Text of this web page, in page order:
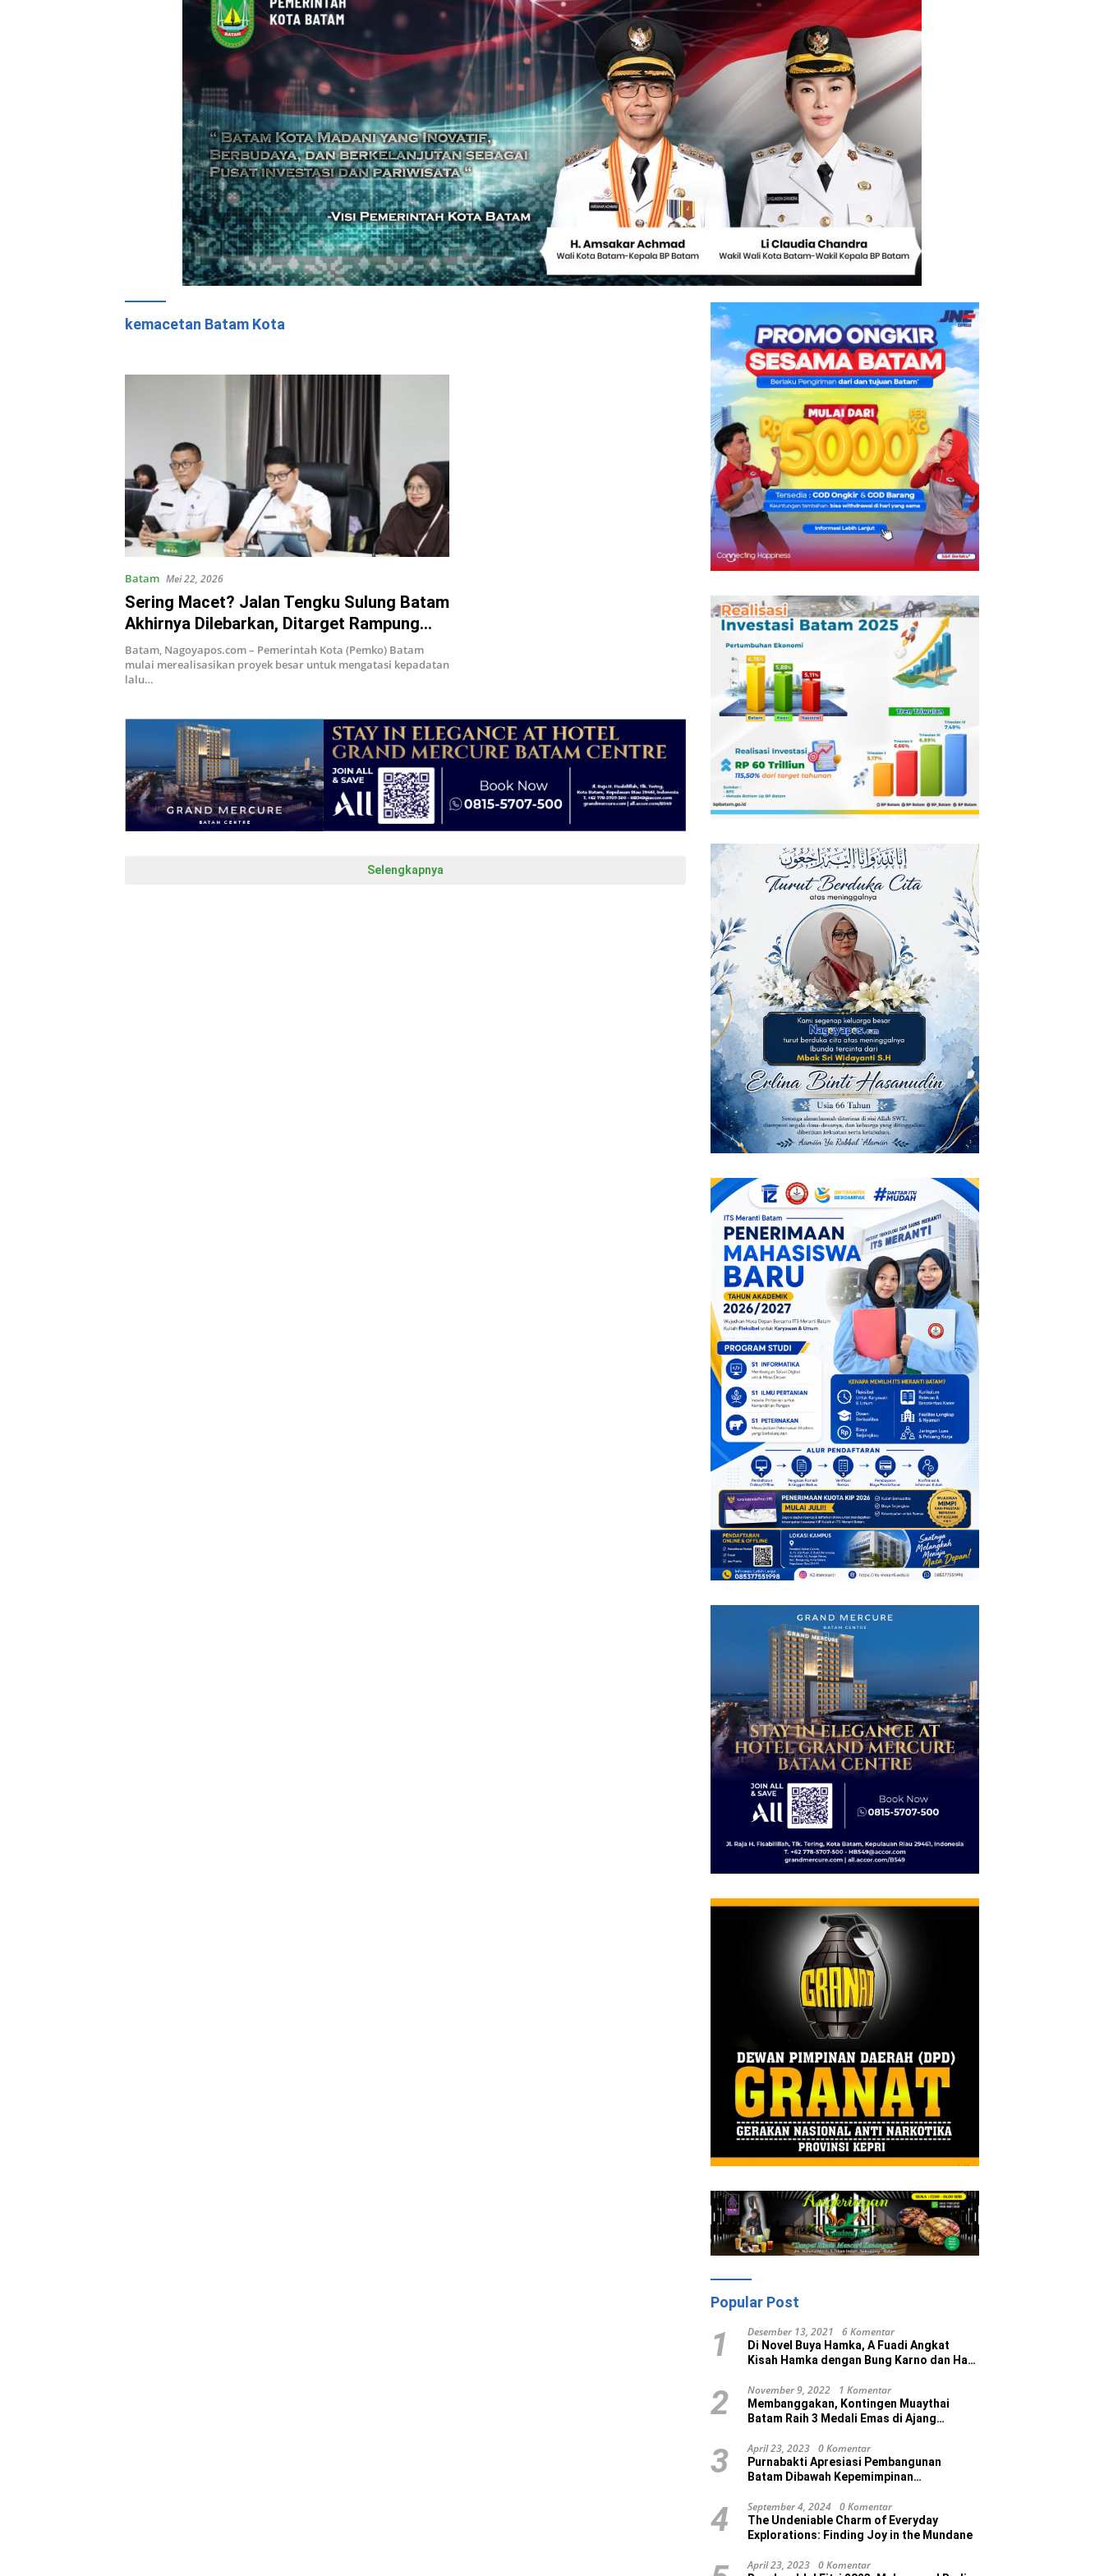
kemacetan Batam Kota
Batam Mei 22, 2026
Sering Macet? Jalan Tengku Sulung Batam
Akhirnya Dilebarkan, Ditarget Rampung
2026
Batam, Nagoyapos.com – Pemerintah Kota (Pemko) Batam
mulai merealisasikan proyek besar untuk mengatasi kepadatan
lalu…
Selengkapnya
Popular Post
1 Desember 13, 2021 6 Komentar
Di Novel Buya Hamka, A Fuadi Angkat
Kisah Hamka dengan Bung Karno dan Haji
2 November 9, 2022 1 Komentar
Membanggakan, Kontingen Muaythai
Batam Raih 3 Medali Emas di Ajang
3 April 23, 2023 0 Komentar
Purnabakti Apresiasi Pembangunan
Batam Dibawah Kepemimpinan
4 September 4, 2024 0 Komentar
The Undeniable Charm of Everyday
Explorations: Finding Joy in the Mundane
April 23, 2023 0 Komentar